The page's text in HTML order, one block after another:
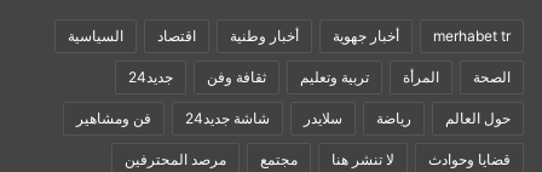
merhabet tr أخبار جهوية أخبار وطنية اقتصاد السياسية
الصحة المرأة تربية وتعليم ثقافة وفن جديد24
حول العالم رياضة سلايدر شاشة جديد24 فن ومشاهير
قضايا وحوادث لا تنشر هنا مجتمع مرصد المحترفين